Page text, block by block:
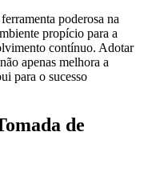
poderosa na
propício para a
contínuo. Adotar
apenas melhora a
para o sucesso
de